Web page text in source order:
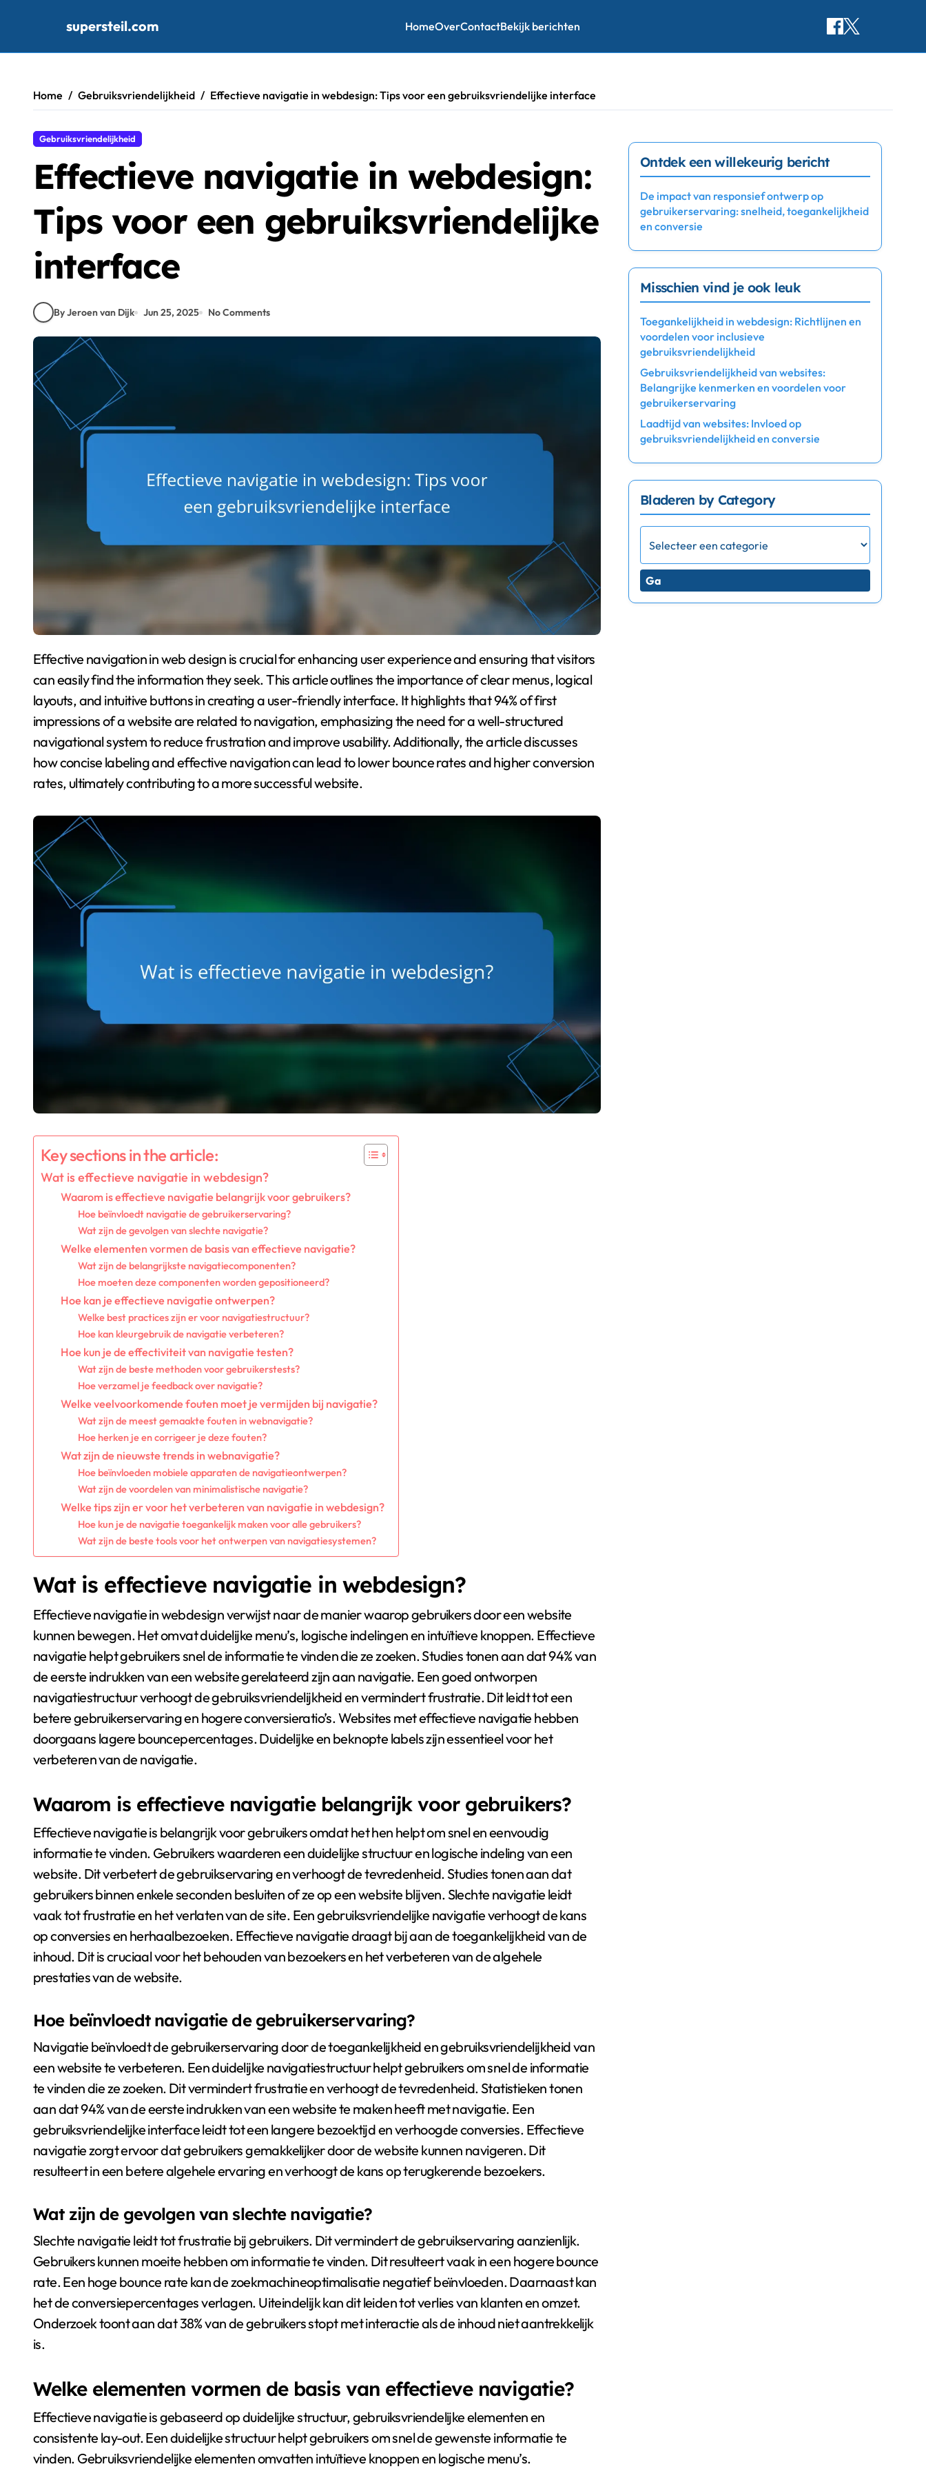
supersteil.com HomeOverContactBekijk berichten
contentHome Gebruiksvriendelijkheid Effectieve navigatie in webdesign: Tips voor een gebruiksvriendelijke interface
Gebruiksvriendelijkheid
Effectieve navigatie in webdesign:
Tips voor een gebruiksvriendelijke
interface
By Jeroen van Dijk Jun 25, 2025 No Comments
Effective navigation in web design is crucial for enhancing user experience and ensuring that visitors
can easily find the information they seek. This article outlines the importance of clear menus, logical
layouts, and intuitive buttons in creating a user-friendly interface. It highlights that 94% of first
impressions of a website are related to navigation, emphasizing the need for a well-structured
navigational system to reduce frustration and improve usability. Additionally, the article discusses
how concise labeling and effective navigation can lead to lower bounce rates and higher conversion
rates, ultimately contributing to a more successful website.
Key sections in the article:
Wat is effectieve navigatie in webdesign?
Waarom is effectieve navigatie belangrijk voor gebruikers?
Hoe beïnvloedt navigatie de gebruikerservaring?
Wat zijn de gevolgen van slechte navigatie?
Welke elementen vormen de basis van effectieve navigatie?
Wat zijn de belangrijkste navigatiecomponenten?
Hoe moeten deze componenten worden gepositioneerd?
Hoe kan je effectieve navigatie ontwerpen?
Welke best practices zijn er voor navigatiestructuur?
Hoe kan kleurgebruik de navigatie verbeteren?
Hoe kun je de effectiviteit van navigatie testen?
Wat zijn de beste methoden voor gebruikerstests?
Hoe verzamel je feedback over navigatie?
Welke veelvoorkomende fouten moet je vermijden bij navigatie?
Wat zijn de meest gemaakte fouten in webnavigatie?
Hoe herken je en corrigeer je deze fouten?
Wat zijn de nieuwste trends in webnavigatie?
Hoe beïnvloeden mobiele apparaten de navigatieontwerpen?
Wat zijn de voordelen van minimalistische navigatie?
Welke tips zijn er voor het verbeteren van navigatie in webdesign?
Hoe kun je de navigatie toegankelijk maken voor alle gebruikers?
Wat zijn de beste tools voor het ontwerpen van navigatiesystemen?
Wat is effectieve navigatie in webdesign?
Effectieve navigatie in webdesign verwijst naar de manier waarop gebruikers door een website
kunnen bewegen. Het omvat duidelijke menu’s, logische indelingen en intuïtieve knoppen. Effectieve
navigatie helpt gebruikers snel de informatie te vinden die ze zoeken. Studies tonen aan dat 94% van
de eerste indrukken van een website gerelateerd zijn aan navigatie. Een goed ontworpen
navigatiestructuur verhoogt de gebruiksvriendelijkheid en vermindert frustratie. Dit leidt tot een
betere gebruikerservaring en hogere conversieratio’s. Websites met effectieve navigatie hebben
doorgaans lagere bouncepercentages. Duidelijke en beknopte labels zijn essentieel voor het
verbeteren van de navigatie.
Waarom is effectieve navigatie belangrijk voor gebruikers?
Effectieve navigatie is belangrijk voor gebruikers omdat het hen helpt om snel en eenvoudig
informatie te vinden. Gebruikers waarderen een duidelijke structuur en logische indeling van een
website. Dit verbetert de gebruikservaring en verhoogt de tevredenheid. Studies tonen aan dat
gebruikers binnen enkele seconden besluiten of ze op een website blijven. Slechte navigatie leidt
vaak tot frustratie en het verlaten van de site. Een gebruiksvriendelijke navigatie verhoogt de kans
op conversies en herhaalbezoeken. Effectieve navigatie draagt bij aan de toegankelijkheid van de
inhoud. Dit is cruciaal voor het behouden van bezoekers en het verbeteren van de algehele
prestaties van de website.
Hoe beïnvloedt navigatie de gebruikerservaring?
Navigatie beïnvloedt de gebruikerservaring door de toegankelijkheid en gebruiksvriendelijkheid van
een website te verbeteren. Een duidelijke navigatiestructuur helpt gebruikers om snel de informatie
te vinden die ze zoeken. Dit vermindert frustratie en verhoogt de tevredenheid. Statistieken tonen
aan dat 94% van de eerste indrukken van een website te maken heeft met navigatie. Een
gebruiksvriendelijke interface leidt tot een langere bezoektijd en verhoogde conversies. Effectieve
navigatie zorgt ervoor dat gebruikers gemakkelijker door de website kunnen navigeren. Dit
resulteert in een betere algehele ervaring en verhoogt de kans op terugkerende bezoekers.
Wat zijn de gevolgen van slechte navigatie?
Slechte navigatie leidt tot frustratie bij gebruikers. Dit vermindert de gebruikservaring aanzienlijk.
Gebruikers kunnen moeite hebben om informatie te vinden. Dit resulteert vaak in een hogere bounce
rate. Een hoge bounce rate kan de zoekmachineoptimalisatie negatief beïnvloeden. Daarnaast kan
het de conversiepercentages verlagen. Uiteindelijk kan dit leiden tot verlies van klanten en omzet.
Onderzoek toont aan dat 38% van de gebruikers stopt met interactie als de inhoud niet aantrekkelijk
is.
Welke elementen vormen de basis van effectieve navigatie?
Effectieve navigatie is gebaseerd op duidelijke structuur, gebruiksvriendelijke elementen en
consistente lay-out. Een duidelijke structuur helpt gebruikers om snel de gewenste informatie te
vinden. Gebruiksvriendelijke elementen omvatten intuïtieve knoppen en logische menu’s.
Ontdek een willekeurig bericht
De impact van responsief ontwerp op
gebruikerservaring: snelheid, toegankelijkheid
en conversie
Misschien vind je ook leuk
Toegankelijkheid in webdesign: Richtlijnen en
voordelen voor inclusieve
gebruiksvriendelijkheid
Gebruiksvriendelijkheid van websites:
Belangrijke kenmerken en voordelen voor
gebruikerservaring
Laadtijd van websites: Invloed op
gebruiksvriendelijkheid en conversie
Bladeren by Category
Ga